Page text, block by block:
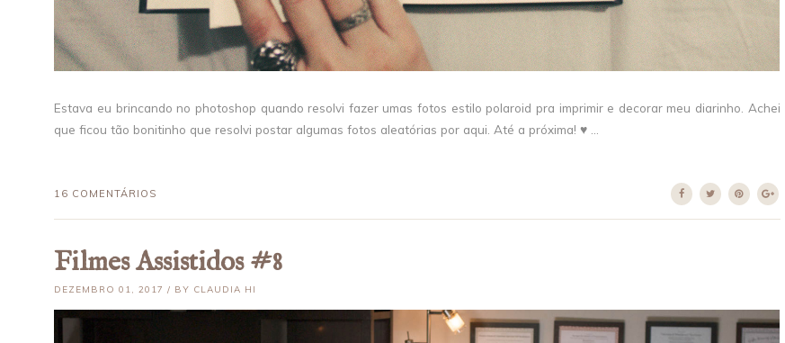
Estava eu brincando no photoshop quando resolvi fazer umas fotos estilo polaroid pra imprimir e decorar meu diarinho. Achei
que ficou tão bonitinho que resolvi postar algumas fotos aleatórias por aqui. Até a próxima! ♥ ...
16 COMENTÁRIOS
Filmes Assistidos #8
DEZEMBRO 01, 2017 / BY CLAUDIA HI